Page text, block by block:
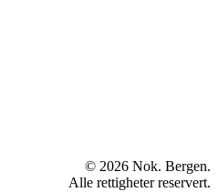
© 2026 Nok. Bergen.
Alle rettigheter reservert.